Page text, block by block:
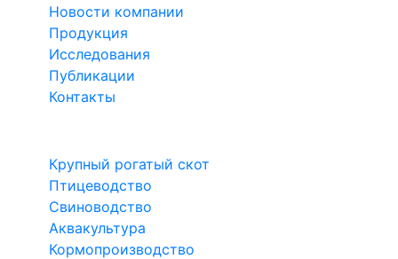
Новости компании
Продукция
Исследования
Публикации
Контакты
Крупный рогатый скот
Птицеводство
Свиноводство
Аквакультура
Кормопроизводство